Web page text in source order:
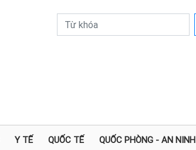
Y TẾ QUỐC TẾ QUỐC PHÒNG - AN NINH